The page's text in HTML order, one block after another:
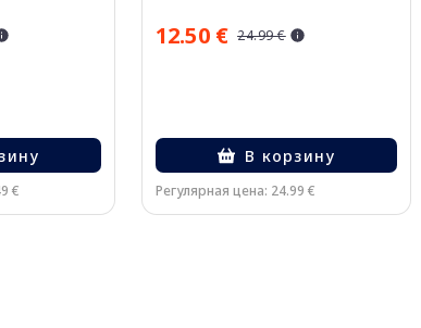
€
12.50 € 24.99 €
В корзину
Регулярная цена: 24.99 €